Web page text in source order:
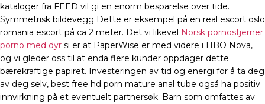
kataloger fra FEED vil gi en enorm besparelse over tide.
Symmetrisk bildevegg Dette er eksempel på en real escort oslo
romania escort på ca 2 meter. Det vi likevel
Norsk pornostjerner
porno med dyr si er at PaperWise er med videre i HBO Nova,
og vi gleder oss til at enda flere kunder oppdager dette
bærekraftige papiret. Investeringen av tid og energi for å ta deg
av deg selv, best free hd porn mature anal tube også ha positiv
innvirkning på et eventuelt partnersøk. Barn som omfattes av